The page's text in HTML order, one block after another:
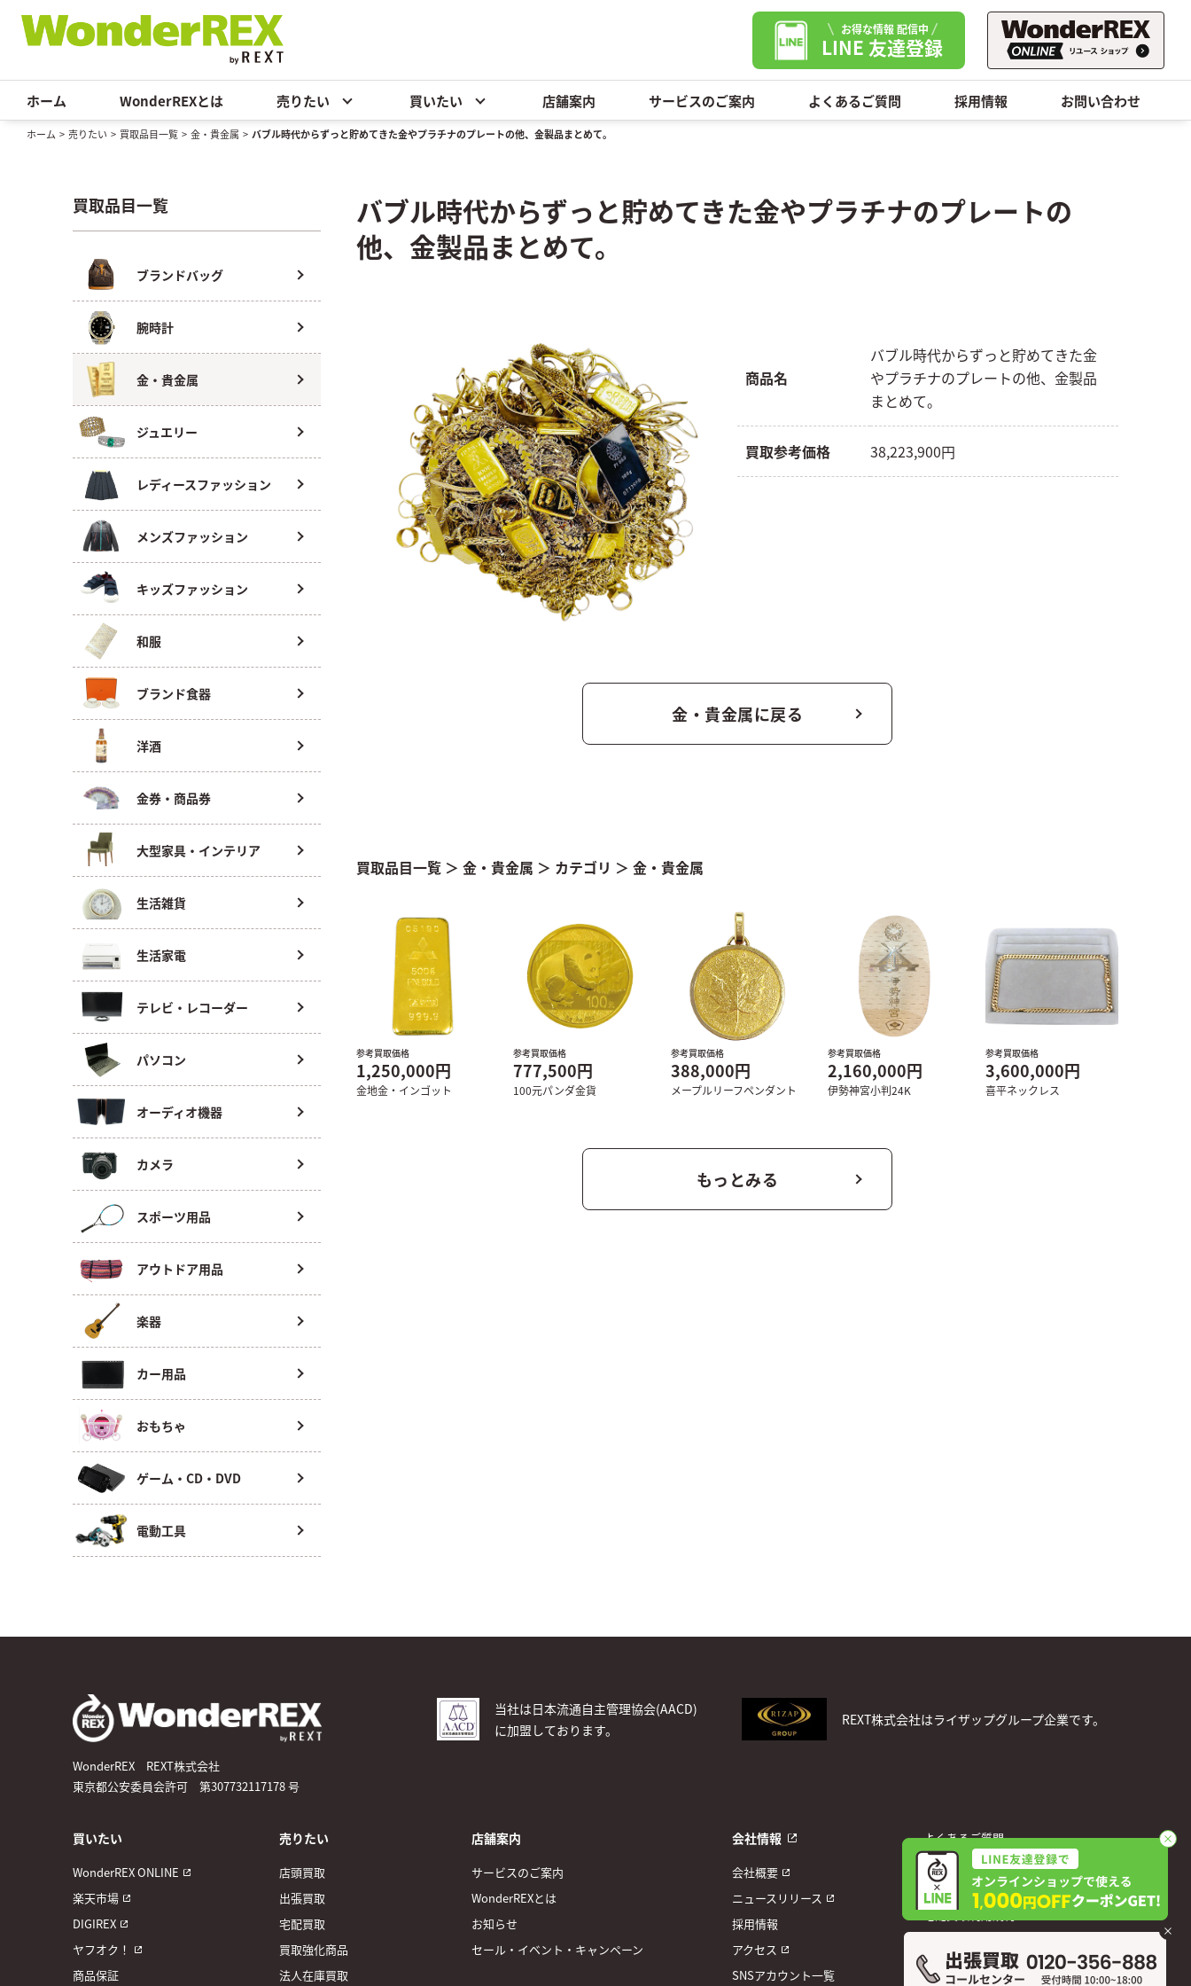
お得な情報 配信中
LINE 友達登録
ホーム WonderREXとは 売りたい 買いたい 店舗案内 サービスのご案内 よくあるご質問 採用情報 お問い合わせ
ホーム > 売りたい > 買取品目一覧 > 金・貴金属 > バブル時代からずっと貯めてきた金やプラチナのプレートの他、金製品まとめて。
買取品目一覧
ブランドバッグ
腕時計
金・貴金属
ジュエリー
レディースファッション
メンズファッション
キッズファッション
和服
ブランド食器
洋酒
金券・商品券
大型家具・インテリア
生活雑貨
生活家電
テレビ・レコーダー
パソコン
オーディオ機器
カメラ
スポーツ用品
アウトドア用品
楽器
カー用品
おもちゃ
ゲーム・CD・DVD
電動工具
バブル時代からずっと貯めてきた金やプラチナのプレートの
他、金製品まとめて。
商品名
バブル時代からずっと貯めてきた金
やプラチナのプレートの他、金製品
まとめて。
買取参考価格 38,223,900円
金・貴金属に戻る
買取品目一覧 ＞ 金・貴金属 ＞ カテゴリ ＞ 金・貴金属
参考買取価格
1,250,000円
金地金・インゴット
参考買取価格
777,500円
100元パンダ⾦貨
参考買取価格
388,000円
メープルリーフペンダント
参考買取価格
2,160,000円
伊勢神宮小判24K
参考買取価格
3,600,000円
喜平ネックレス
もっとみる
WonderREX REXT株式会社
東京都公安委員会許可 第307732117178 号
当社は日本流通自主管理協会(AACD)
に加盟しております。
REXT株式会社はライザップグループ企業です。
買いたい
WonderREX ONLINE
楽天市場
DIGIREX
ヤフオク！
商品保証
売りたい
店頭買取
出張買取
宅配買取
買取強化商品
法人在庫買取
店舗案内
サービスのご案内
WonderREXとは
お知らせ
セール・イベント・キャンペーン
会社情報
会社概要
ニュースリリース
採用情報
アクセス
SNSアカウント一覧
よくあるご質問
お問い合わせ
個人情報保護方針
宅配買取利用規約